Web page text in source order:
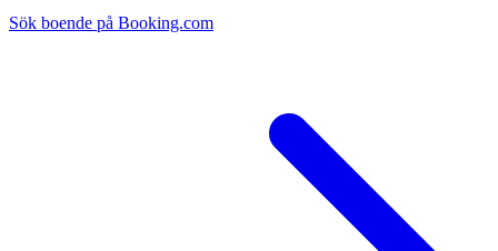
Sök boende på Booking.com